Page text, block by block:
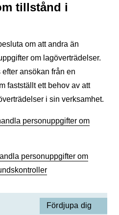
tillstånd i
om att andra än
om lagöverträdelser.
ansökan från en
fastställt ett behov av att
i sin verksamhet.
personuppgifter om
personuppgifter om
Fördjupa dig